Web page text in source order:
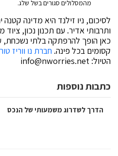
מהמסלולים סגורים בשל שלג.
לסיכום, ניו זילנד היא מדינה
ותרבותי אדיר. עם תכנון נכון,
כאן הופך להרפתקה בלתי נשכחת,
קסומים בכל פינה. חברת נו ווריז
הטיול: info@nworries.net
כתבות נוספות
הדרך לשדרוג משמעותי של הנכס